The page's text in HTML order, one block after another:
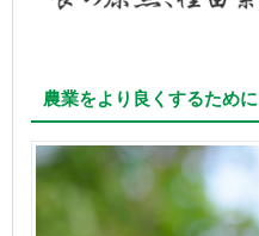
農業をより良くするために